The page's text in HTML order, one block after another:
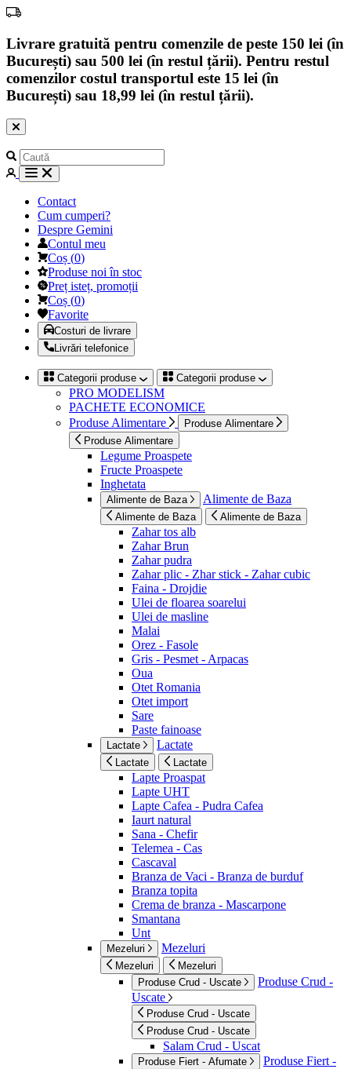
Livrare gratuită pentru comenzile de peste 150 lei (în
București) sau 500 lei (în restul țării). Pentru restul
comenzilor costul transportul este 15 lei (în
București) sau 18,99 lei (în restul țării).
Contact
Cum cumperi?
Despre Gemini
Contul meu
Coș (0)
Produse noi în stoc
Preț isteț, promoții
Coș (0)
Favorite
Costuri de livrare
Livrări telefonice
Categorii produse Categorii produse
PRO MODELISM
PACHETE ECONOMICE
Produse Alimentare
Produse Alimentare
Produse Alimentare
Legume Proaspete
Fructe Proaspete
Inghetata
Alimente de Baza Alimente de Baza
Alimente de Baza Alimente de Baza
Zahar tos alb
Zahar Brun
Zahar pudra
Zahar plic - Zhar stick - Zahar cubic
Faina - Drojdie
Ulei de floarea soarelui
Ulei de masline
Malai
Orez - Fasole
Gris - Pesmet - Arpacas
Oua
Otet Romania
Otet import
Sare
Paste fainoase
Lactate Lactate
Lactate Lactate
Lapte Proaspat
Lapte UHT
Lapte Cafea - Pudra Cafea
Iaurt natural
Sana - Chefir
Telemea - Cas
Cascaval
Branza de Vaci - Branza de burduf
Branza topita
Crema de branza - Mascarpone
Smantana
Unt
Mezeluri Mezeluri
Mezeluri
Mezeluri
Produse Crud - Uscate
Produse Crud -
Uscate
Produse Crud - Uscate
Produse Crud - Uscate
Salam Crud - Uscat
Produse Fiert - Afumate
Produse Fiert -